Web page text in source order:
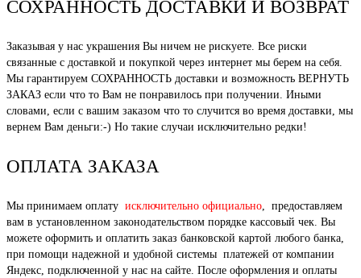
СОХРАННОСТЬ ДОСТАВКИ И ВОЗВРАТ
Заказывая у нас украшения Вы ничем не рискуете. Все риски
связанные с доставкой и покупкой через интернет мы берем на себя.
Мы гарантируем СОХРАННОСТЬ доставки и возможность ВЕРНУТЬ
ЗАКАЗ если что то Вам не понравилось при получении. Иными
словами, если с вашим заказом что то случится во время доставки, мы
вернем Вам деньги:-) Но такие случаи исключительно редки!
ОПЛАТА ЗАКАЗА
Мы принимаем оплату исключительно официально, предоставляем
вам в установленном законодательством порядке кассовый чек. Вы
можете оформить и оплатить заказ банковской картой любого банка,
при помощи надежной и удобной системы платежей от компании
Яндекс, подключенной у нас на сайте. После оформления и оплаты